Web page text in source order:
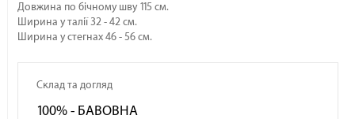
Довжина по бічному шву 115 см.
Ширина у талії 32 - 42 см.
Ширина у стегнах 46 - 56 см.
Склад та догляд
100% - БАВОВНА